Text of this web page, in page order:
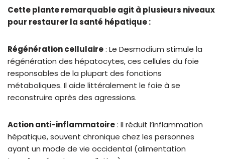
Cette plante remarquable agit à plusieurs niveaux
pour restaurer la santé hépatique :
Régénération cellulaire: Le Desmodium stimule la
régénération des hépatocytes, ces cellules du foie
responsables de la plupart des fonctions
métaboliques. Il aide littéralement le foie à se
reconstruire après des agressions.
Action anti-inflammatoire: Il réduit l’inflammation
hépatique, souvent chronique chez les personnes
ayant un mode de vie occidental (alimentation